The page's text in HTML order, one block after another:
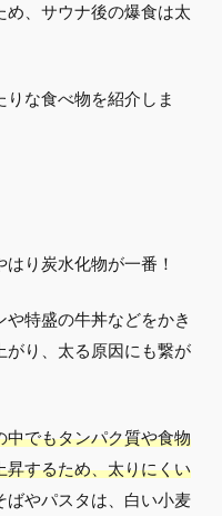
、サウナ後の爆食は太
な食べ物を紹介しま
り炭水化物が一番！
特盛の牛丼などをかき
がり、太る原因にも繋が
中でもタンパク質や食物
昇するため、太りにくい
ばやパスタは、白い小麦